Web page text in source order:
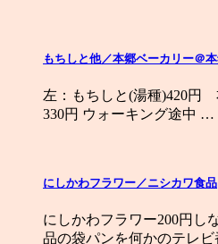
もちしと他／本郷ベーカリー＠
左：もちしと(湯種)420円
330円 ウォーキング途中 …
にしかわフラワー／ニシカワ食品
にしかわフラワー200円し
品の袋パンを何かのテレ